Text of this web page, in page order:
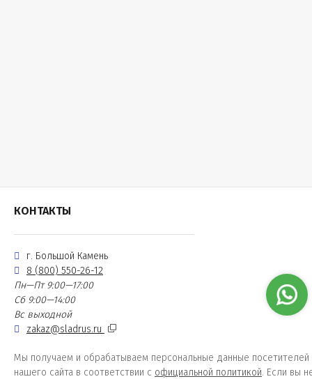
КОНТАКТЫ
г. Большой Камень
8 (800) 550-26-12
Пн—Пт 9:00—17:00
Сб 9:00—14:00
Вс выходной
zakaz@sladrus.ru
Мы получаем и обрабатываем персональные данные посетителей
нашего сайта в соответствии с официальной политикой. Если вы